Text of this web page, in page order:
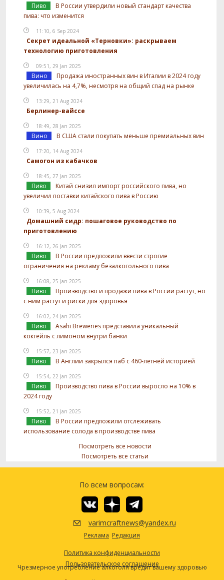
Пиво
В России утвердили новый стандарт качества
пива: что изменится
11:10, 6 Sep 2024
Секрет идеальной «Терновки»: раскрываем
технологию приготовления
09:51, 29 Jan 2025
Вино
Продажа иностранных вин в Италии в 2024 году
увеличилась на 4,7%, несмотря на общий спад на рынке
13:29, 21 Aug 2024
Берлинер-вайссе
18:49, 28 Jan 2025
Вино В США стали покупать меньше премиальных вин
17:20, 14 Aug 2024
Самогон из кабачков
18:45, 27 Jan 2025
Пиво
Китай снизил импорт российского пива, но
увеличил поставки китайского пива в Россию
10:39, 5 Aug 2024
Домашний сидр: пошаговое руководство по
приготовлению
16:12, 26 Jan 2025
Пиво
В России предложили ввести строгие
ограничения на рекламу безалкогольного пива
16:08, 25 Jan 2025
Пиво
Производство и продажи пива в России растут, но
с ним растут и риски для здоровья
16:02, 24 Jan 2025
Пиво
Asahi Breweries представила уникальный
коктейль с лимоном внутри банки
15:57, 23 Jan 2025
Пиво В Англии закрылся паб с 460-летней историей
15:54, 22 Jan 2025
Пиво
Производство пива в России выросло на 10% в
2024 году
15:52, 21 Jan 2025
Пиво
В России предложили отслеживать
использование солода в производстве пива
Посмотреть все новости
Посмотреть все статьи
По всем вопросам:
varimcraftnews@yandex.ru
Реклама Редакция
Политика конфиденциальности
Пользовательское соглашение
Чрезмерное употребление алкоголя вредит вашему здоровью